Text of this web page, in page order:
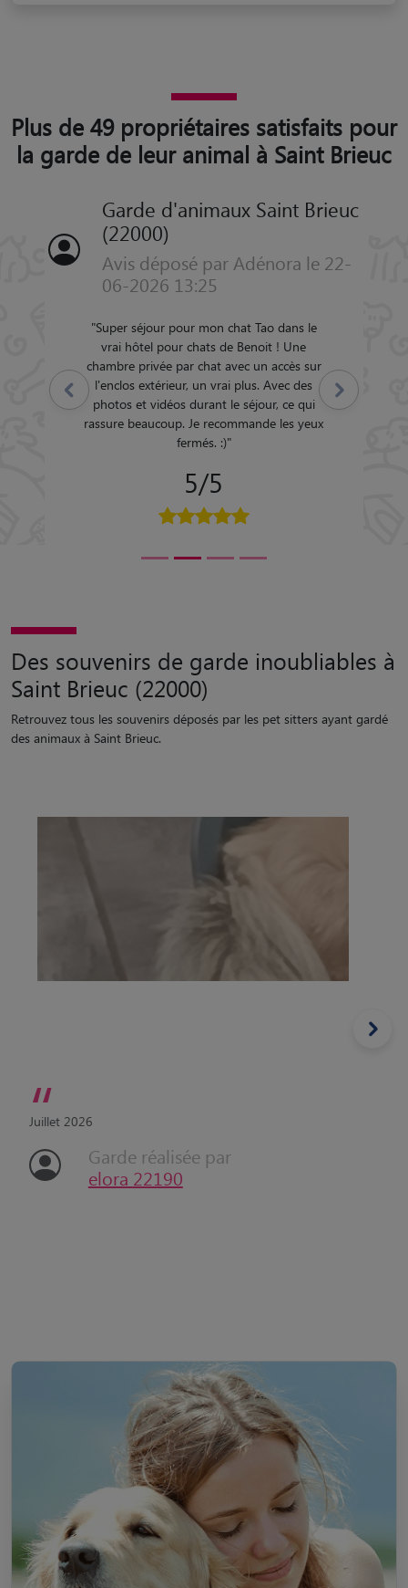
Plus de 49 propriétaires satisfaits pour
la garde de leur animal à Saint Brieuc
Garde d'animaux Saint Brieuc
(22000)
Avis déposé par Adénora le 22-
06-2026 13:25
"Super séjour pour mon chat Tao dans le
vrai hôtel pour chats de Benoit ! Une
chambre privée par chat avec un accès sur
l'enclos extérieur, un vrai plus. Avec des
photos et vidéos durant le séjour, ce qui
rassure beaucoup. Je recommande les yeux
fermés. :)"
5/5
Précédent Suivant
Des souvenirs de garde inoubliables à
Saint Brieuc (22000)
Retrouvez tous les souvenirs déposés par les pet sitters ayant gardé
des animaux à Saint Brieuc.
“
Juillet 2026
Garde réalisée par
elora 22190